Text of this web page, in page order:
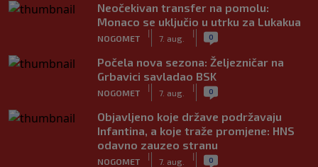
Neočekivan transfer na pomolu:
Monaco se uključio u utrku za Lukakua
NOGOMET
|
7. aug.
| 0
Počela nova sezona: Željezničar na
Grbavici savladao BSK
NOGOMET
|
7. aug.
| 0
Objavljeno koje države podržavaju
Infantina, a koje traže promjene: HNS
odavno zauzeo stranu
NOGOMET
|
7. aug.
| 0